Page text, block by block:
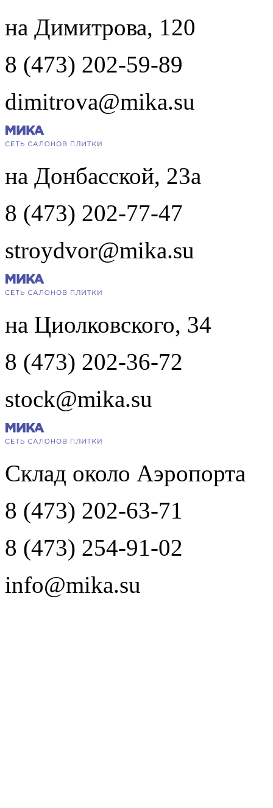
на Димитрова, 120
8 (473) 202-59-89
dimitrova@mika.su
на Донбасской, 23а
8 (473) 202-77-47
stroydvor@mika.su
на Циолковского, 34
8 (473) 202-36-72
stock@mika.su
Склад около Аэропорта
8 (473) 202-63-71
8 (473) 254-91-02
info@mika.su